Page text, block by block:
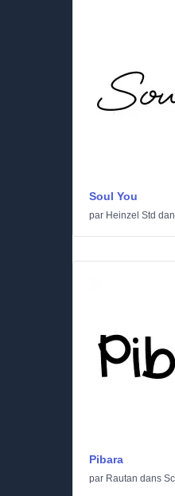
Soul You
par Heinzel Std
Pibara
par Rautan dans